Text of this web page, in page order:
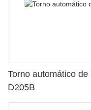
Torno automático
D205B